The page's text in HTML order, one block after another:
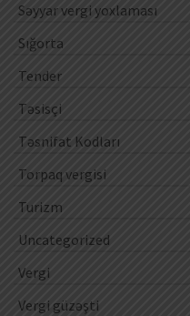
Səyyar vergi yoxlaması
Sığorta
Tender
Təsisçi
Təsnifat Kodları
Torpaq vergisi
Turizm
Uncategorized
Vergi
Vergi güzəşti